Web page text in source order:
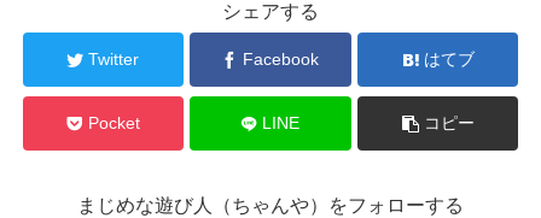
シェアする
Twitter Facebook はてブ
Pocket LINE コピー
まじめな遊び人（ちゃんや）をフォローする